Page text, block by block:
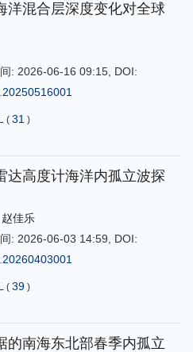
洋混合层深度变化对全球
: 2026-06-16 09:15 DOI:
( 31 )
达高度计海洋内孤立波探
赵佳乐
: 2026-06-03 14:59
DOI:
( 39 )
的南海东北部春季内孤立